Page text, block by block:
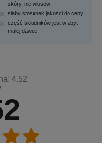
skóry, nie włosów
słaby stosunek jakości do ceny
część składników jest w zbyt
małej dawce
4.52